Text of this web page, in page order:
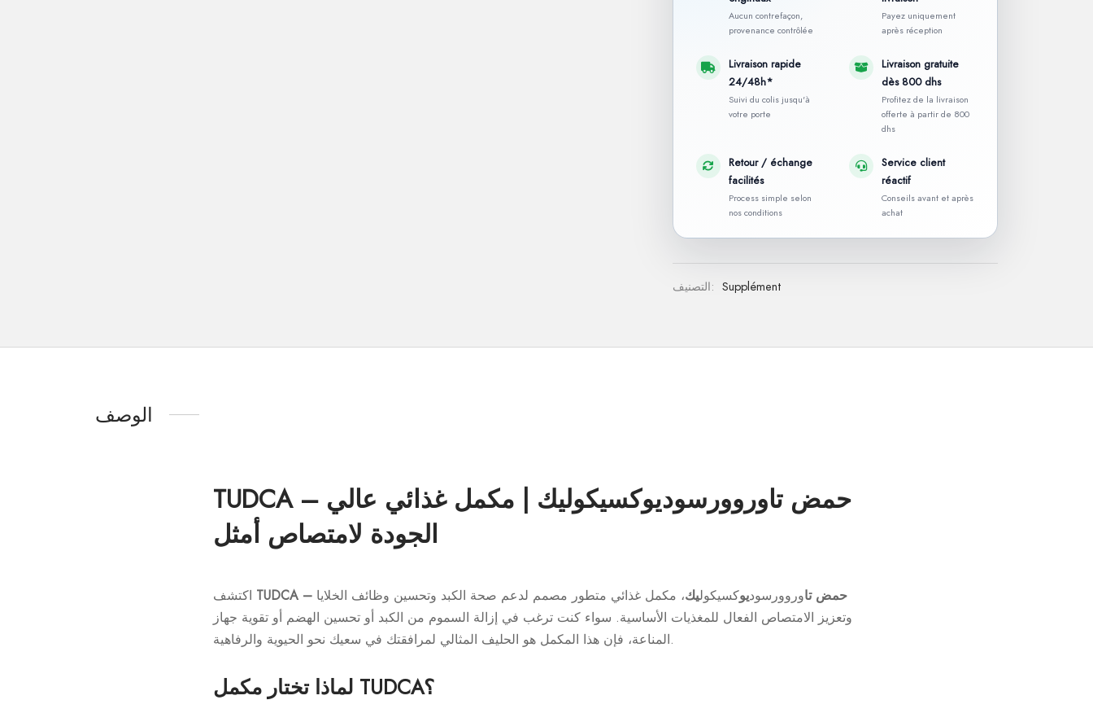
Aucun contrefaçon,
provenance contrôlée
Payez uniquement
après réception
Livraison rapide
24/48h*
Suivi du colis jusqu'à
votre porte
Livraison gratuite
dès 800 dhs
Profitez de la livraison
offerte à partir de 800
dhs
Retour / échange
facilités
Process simple selon
nos conditions
Service client
réactif
Conseils avant et après
achat
التصنيف: Supplément
الوصف
TUDCA – حمض تاوروورسوديوكسيكوليك | مكمل غذائي عالي
الجودة لامتصاص أمثل
TUDCA – حمض تاوروورسوديوكسيكوليك، مكمل غذائي متطور مصمم لدعم صحة الكبد وتحسين وظائف الخلايا
وتعزيز الامتصاص الفعال للمغذيات الأساسية. سواء كنت ترغب في إزالة السموم من الكبد أو تحسين الهضم أو تقوية جهاز
المناعة، فإن هذا المكمل هو الحليف المثالي لمرافقتك في سعيك نحو الحيوية والرفاهية.
لماذا تختار مكمل TUDCA؟